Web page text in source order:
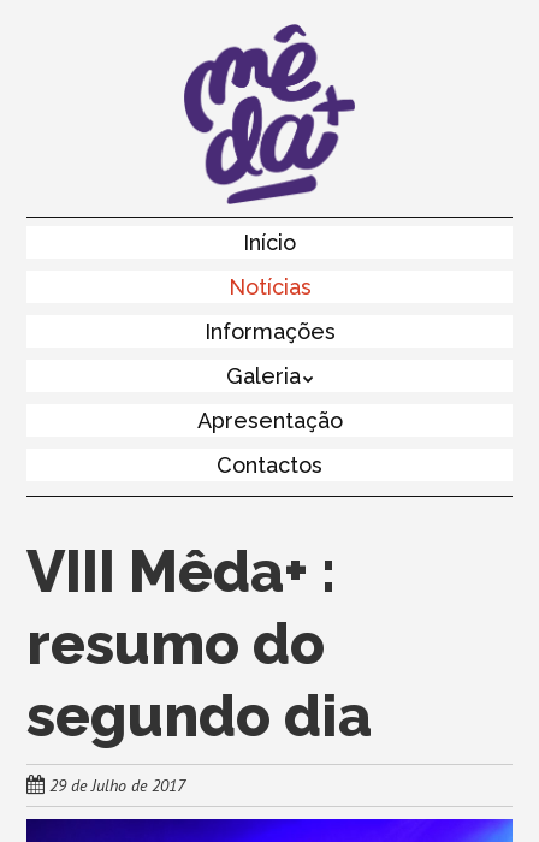
Menu
Início
Notícias
Informações
Galeria
Apresentação
Contactos
VIII Mêda+ :
resumo do
segundo dia
29 de Julho de 2017